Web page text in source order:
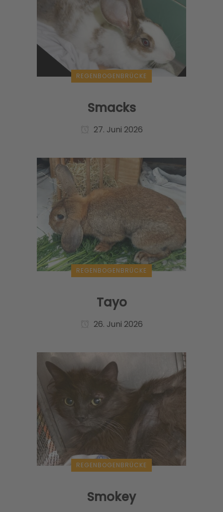
REGENBOGENBRÜCKE
Smacks
27. Juni 2026
REGENBOGENBRÜCKE
Tayo
26. Juni 2026
REGENBOGENBRÜCKE
Smokey